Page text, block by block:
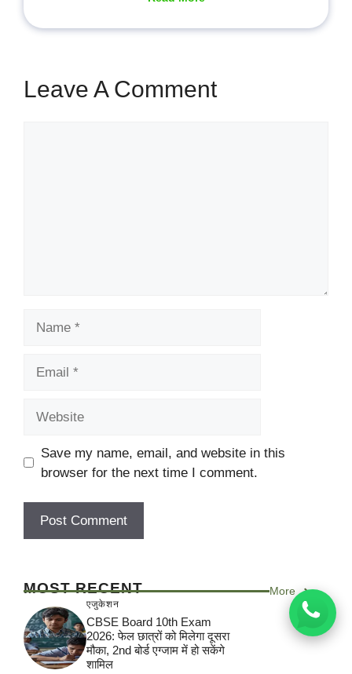
Leave A Comment
Save my name, email, and website in this
browser for the next time I comment.
MOST RECENT More
एजुकेशन
CBSE Board 10th Exam
2026: फेल छात्रों को मिलेगा दूसरा
मौका, 2nd बोर्ड एग्जाम में हो सकेंगे
शामिल